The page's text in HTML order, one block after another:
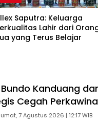
Saputra: Keluarga
Lahir dari
yang Terus Belajar
Kanduang
Cegah
7 Agustus 2026 | 12:17 WIB